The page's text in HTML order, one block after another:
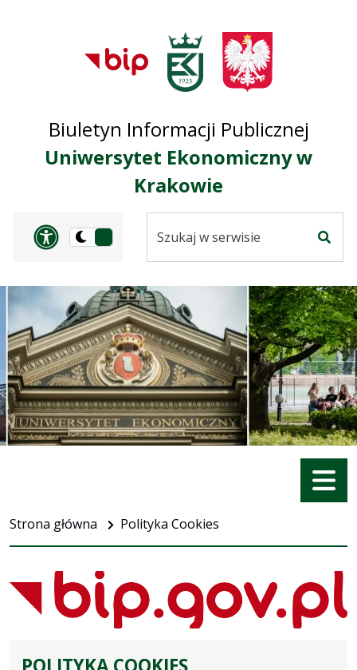
Przejdź do
głównego menu
Przejdź do treści
Przejdź do mapy
serwisu
Biuletyn Informacji Publicznej
Uniwersytet Ekonomiczny w
Krakowie
Panel dostosowania
Przełącz
ciemną
serwisie
Menu
Strona główna Polityka Cookies